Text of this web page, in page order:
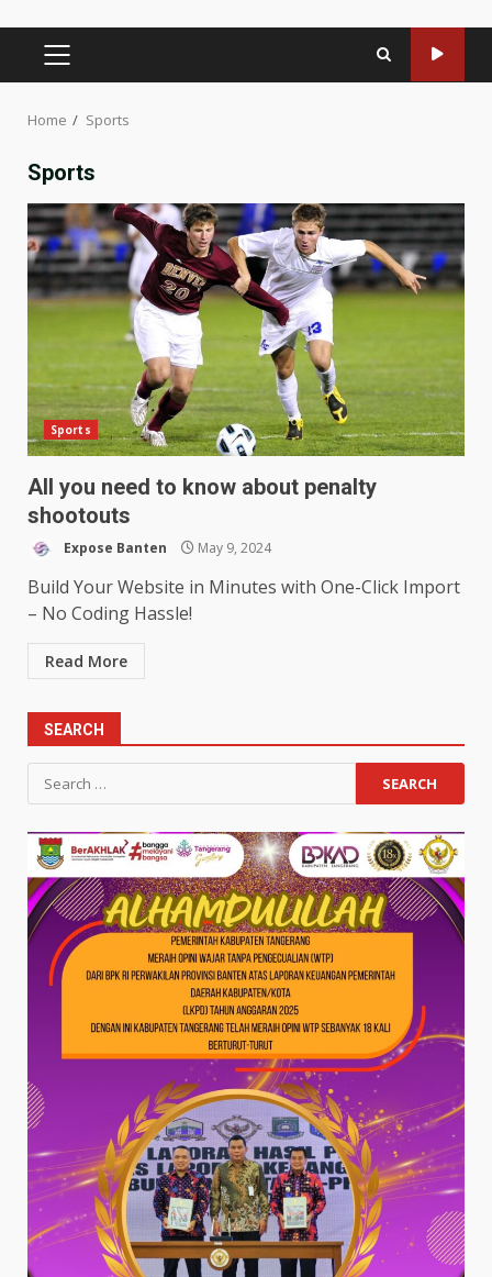
PRIMARY
MENU
Home Sports
Sports
Sports
All you need to know about penalty
shootouts
Expose Banten May 9, 2024
Build Your Website in Minutes with One-Click Import
– No Coding Hassle!
Read More
SEARCH
Search
for: